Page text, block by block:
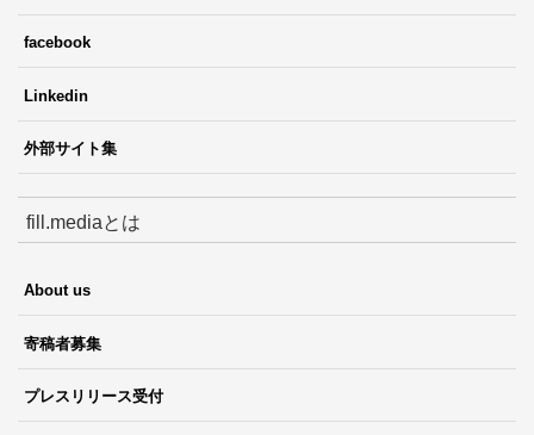
facebook
Linkedin
外部サイト集
fill.mediaとは
About us
寄稿者募集
プレスリリース受付